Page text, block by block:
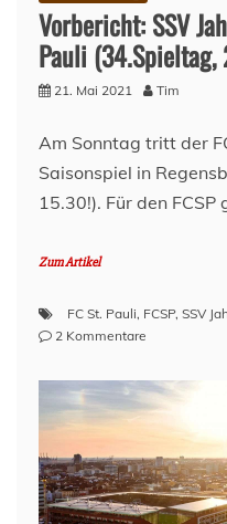
Vorbericht: SSV
Pauli (34.Spieltag,
21. Mai 2021 Tim
Am Sonntag tritt der
Saisonspiel in
15.30!). Für den
Zum Artikel
FC St. Pauli, FCSP, SSV
2 Kommentare
SSV
Jahn
FC
St.
Pauli